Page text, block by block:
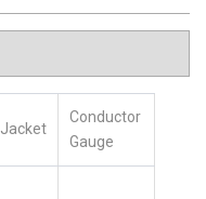
Jacket
Conductor
Gauge